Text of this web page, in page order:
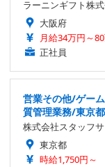
ラーニンギフト株
大阪府
月給34万円～
正社員
営業その他/ゲー
質管理業務/東京
株式会社スタッフ
東京都
時給1,750円～